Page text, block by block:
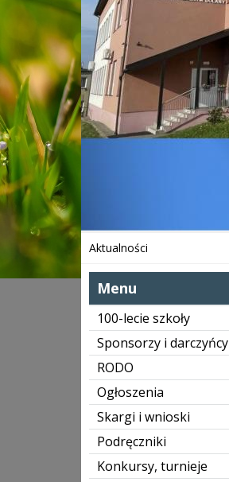
Aktualności
Menu
100-lecie szkoły
Sponsorzy i darczyńcy
RODO
Ogłoszenia
Skargi i wnioski
Podręczniki
Konkursy, turnieje